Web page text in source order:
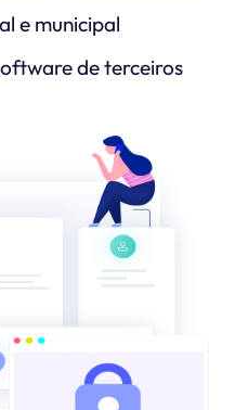
e municipal
de terceiros